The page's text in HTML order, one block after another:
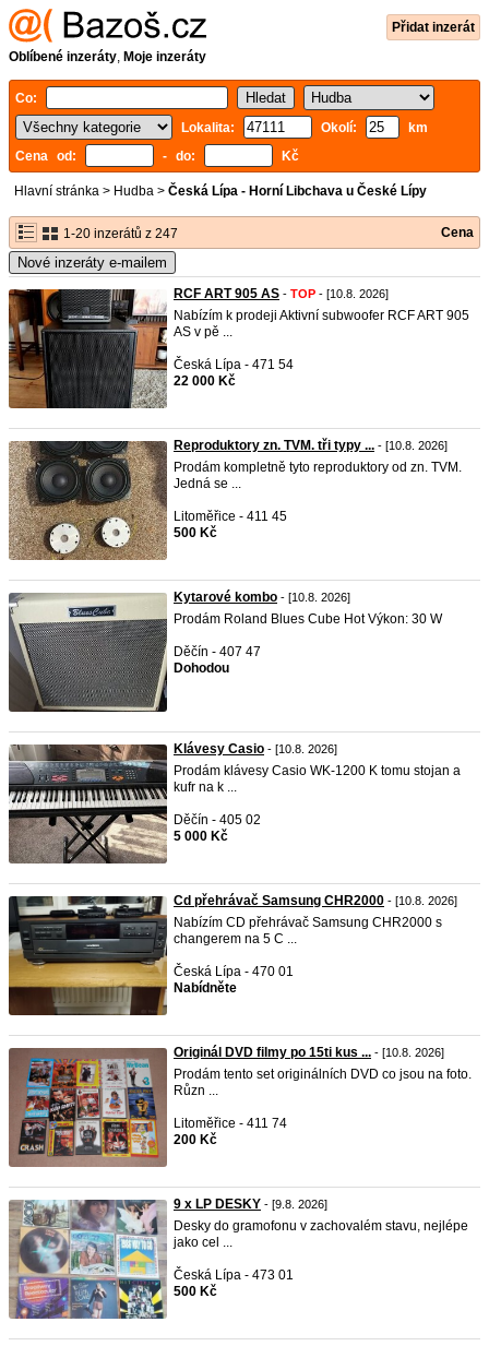
Přidat inzerát
Oblíbené inzeráty, Moje inzeráty
Co:
Lokalita:
Okolí:
km
Cena od:
- do: Kč
Hlavní stránka > Hudba > Česká Lípa - Horní Libchava u České Lípy
1-20 inzerátů z 247 Cena
Nové inzeráty e-mailem
RCF ART 905 AS - TOP - [10.8. 2026]
Nabízím k prodeji Aktivní subwoofer RCF ART 905
AS v pě ...
Česká Lípa - 471 54
22 000 Kč
Reproduktory zn. TVM. tři typy ... - [10.8. 2026]
Prodám kompletně tyto reproduktory od zn. TVM.
Jedná se ...
Litoměřice - 411 45
500 Kč
Kytarové kombo - [10.8. 2026]
Prodám Roland Blues Cube Hot Výkon: 30 W
Děčín - 407 47
Dohodou
Klávesy Casio - [10.8. 2026]
Prodám klávesy Casio WK-1200 K tomu stojan a
kufr na k ...
Děčín - 405 02
5 000 Kč
Cd přehrávač Samsung CHR2000 - [10.8. 2026]
Nabízím CD přehrávač Samsung CHR2000 s
changerem na 5 C ...
Česká Lípa - 470 01
Nabídněte
Originál DVD filmy po 15ti kus ... - [10.8. 2026]
Prodám tento set originálních DVD co jsou na foto.
Různ ...
Litoměřice - 411 74
200 Kč
9 x LP DESKY - [9.8. 2026]
Desky do gramofonu v zachovalém stavu, nejlépe
jako cel ...
Česká Lípa - 473 01
500 Kč